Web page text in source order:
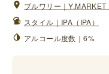
ブルワリー｜Y.MARKET
スタイル｜IPA（IPA）
アルコール度数｜6%